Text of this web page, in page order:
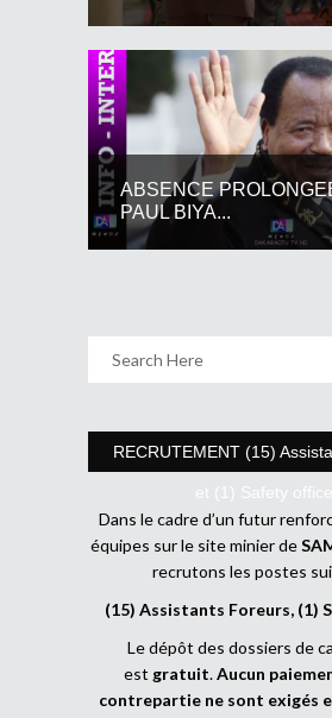
ABSENCE
PAUL BIYA...
RECRUTEMENT (15)
et (1) Safety
Dans le cadre d’un futur
équipes sur le site minier de
recrutons les postes
(15) Assistants Foreurs, (1)
Le dépôt des dossiers de
est gratuit.Aucun
contrepartie ne sont exigés